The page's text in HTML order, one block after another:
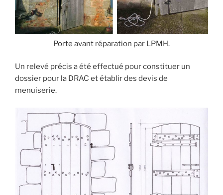
Porte avant réparation par LPMH.
Un relevé précis a été effectué pour constituer un
dossier pour la DRAC et établir des devis de
menuiserie.